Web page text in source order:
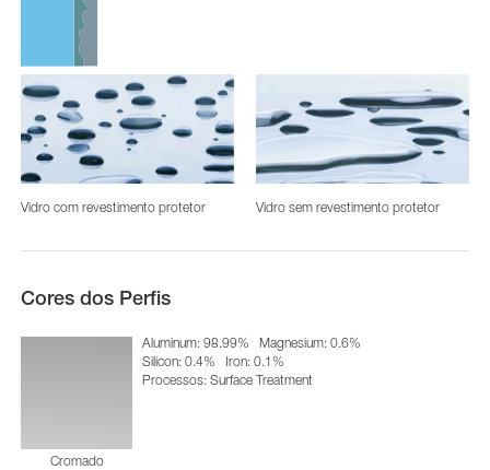
Vidro com revestimento protetor Vidro sem revestimento protetor
Cores dos Perfis
Cromado
Aluminum: 98.99%
Magnesium: 0.6%
Silicon: 0.4%
Iron: 0.1%
Processos: Surface Treatment